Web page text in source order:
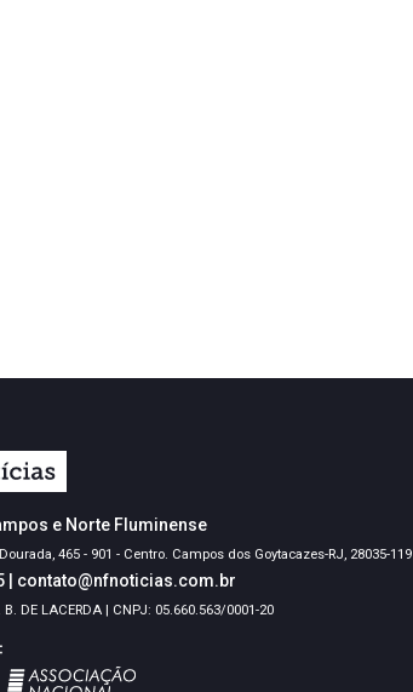
e Norte Fluminense
465 - 901 - Centro. Campos dos Goytacazes-RJ, 28035-119
contato@nfnoticias.com.br
B. DE LACERDA | CNPJ: 05.660.563/0001-20